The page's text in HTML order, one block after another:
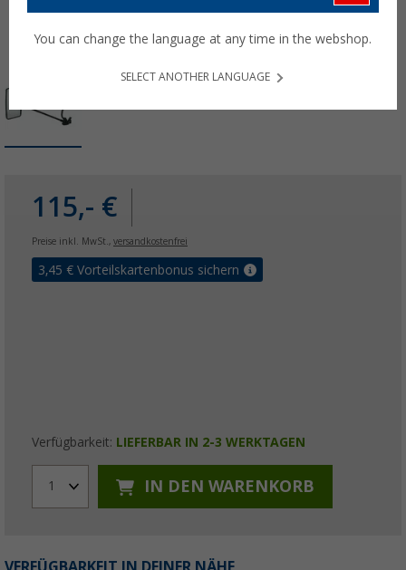
115,- €
Preise inkl. MwSt., versandkostenfrei
3,45 € Vorteilskartenbonus sichern
Verfügbarkeit: LIEFERBAR IN 2-3 WERKTAGEN
1 IN DEN WARENKORB
You can change the language at any time in the webshop.
SELECT ANOTHER LANGUAGE